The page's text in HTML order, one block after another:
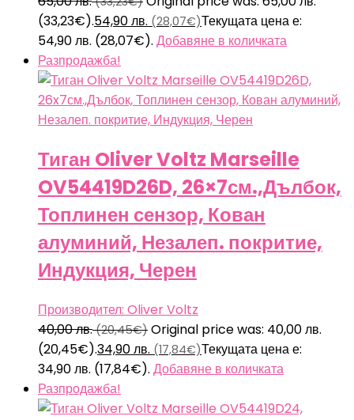
(33,23€).54,90лв. (28,07€)Текущата цена е:
54,90 лв. (28,07€). Добавяне в количката
Разпродажба!
Тиган Oliver Voltz Marseille
OV54419D26D, 26×7см.,Дълбок,
Топлинен сензор, Кован
алуминий, Незалеп. покритие,
Индукция, Черен
Производител: Oliver Voltz
40,00лв.(20,45€) Original price was: 40,00 лв.
(20,45€).34,90лв. (17,84€)Текущата цена е:
34,90 лв. (17,84€). Добавяне в количката
Разпродажба!